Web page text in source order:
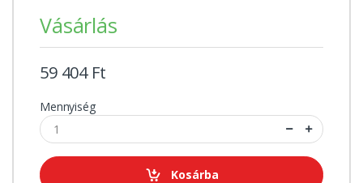
Vásárlás
59 404 Ft
Mennyiség
Kosárba